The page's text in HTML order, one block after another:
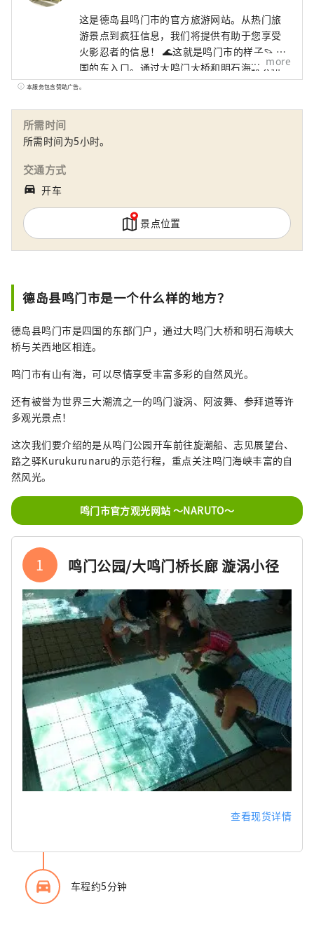
这是德岛县鸣门市的官方旅游网站。从热门旅
游景点到疯狂信息，我们将提供有助于您享受
火影忍者的信息！ 🌊这就是鸣门市的样子🍠 四
国的东入口。通过大鸣门大桥和明石海峡大桥
与关西地区🚙相连。 与大海🌊和山🏔一起享受
more
本服务包含赞助广告。
所需时间
所需时间为5小时。
交通方式
directions_car_filled 开车
景点位置
德岛县鸣门市是一个什么样的地方？
德岛县鸣门市是四国的东部门户，通过大鸣门大桥和明石海峡大
桥与关西地区相连。
鸣门市有山有海，可以尽情享受丰富多彩的自然风光。
还有被誉为世界三大潮流之一的鸣门漩涡、阿波舞、参拜道等许
多观光景点！
这次我们要介绍的是从鸣门公园开车前往旋潮船、志见展望台、
路之驿Kurukurunaru的示范行程，重点关注鸣门海峡丰富的自
然风光。
鸣门市官方观光网站 ～NARUTO～
1 鸣门公园/大鸣门桥长廊 漩涡小径
查看现货详情
directions_car_filled 车程约5分钟